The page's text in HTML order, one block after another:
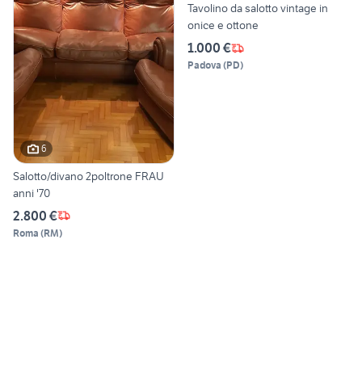
6
Salotto/divano 2poltrone FRAU
anni '70
2.800 €
Roma (RM)
Tavolino da salotto vintage in
onice e ottone
1.000 €
Padova (PD)